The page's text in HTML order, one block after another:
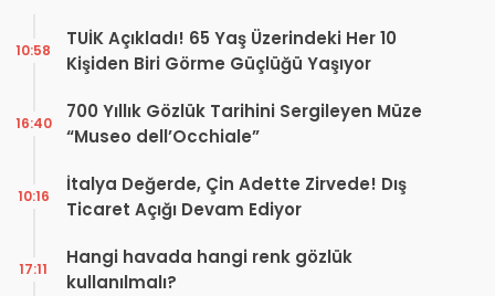
TUİK Açıkladı! 65 Yaş Üzerindeki Her 10
Kişiden Biri Görme Güçlüğü Yaşıyor
10:58
700 Yıllık Gözlük Tarihini Sergileyen Müze
“Museo dell’Occhiale”
16:40
İtalya Değerde, Çin Adette Zirvede! Dış
Ticaret Açığı Devam Ediyor
10:16
Hangi havada hangi renk gözlük
kullanılmalı?
17:11